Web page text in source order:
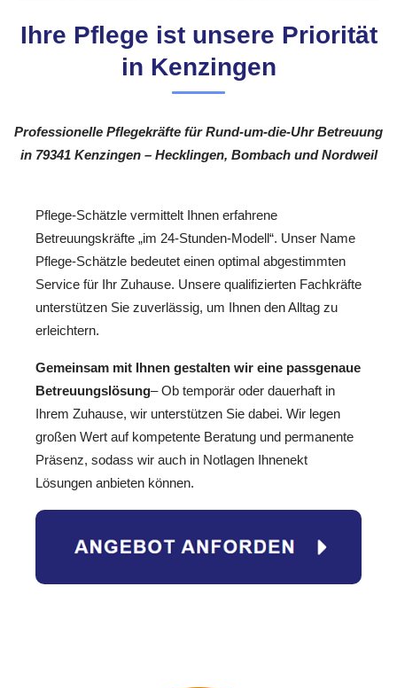
Ihre Pflege ist unsere Priorität
in Kenzingen
Professionelle Pflegekräfte für Rund-um-die-Uhr Betreuung
in 79341 Kenzingen – Hecklingen, Bombach und Nordweil
Pflege-Schätzle vermittelt Ihnen erfahrene
Betreuungskräfte „im 24-Stunden-Modell“. Unser Name
Pflege-Schätzle bedeutet einen optimal abgestimmten
Service für Ihr Zuhause. Unsere qualifizierten Fachkräfte
unterstützen Sie zuverlässig, um Ihnen den Alltag zu
erleichtern.
Gemeinsam mit Ihnen gestalten wir eine passgenaue
Betreuungslösung– Ob temporär oder dauerhaft in
Ihrem Zuhause, wir unterstützen Sie dabei. Wir legen
großen Wert auf kompetente Beratung und permanente
Präsenz, sodass wir auch in Notlagen Ihnenekt
Lösungen anbieten können.